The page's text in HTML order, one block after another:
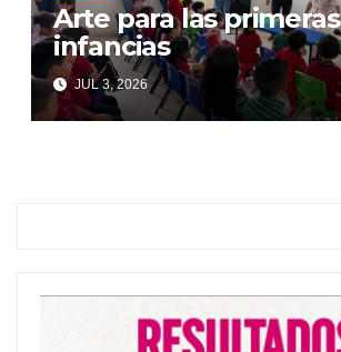
Arte para las primeras
infancias
JUL 3, 2026